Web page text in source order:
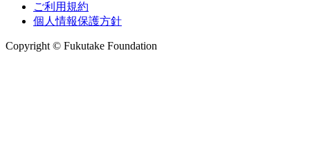
ご利用規約
個人情報保護方針
Copyright © Fukutake Foundation